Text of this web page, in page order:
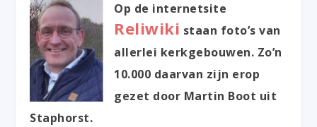
Op de internetsite
Reliwiki staan foto’s van
allerlei kerkgebouwen. Zo’n
10.000 daarvan zijn erop
gezet door Martin Boot uit
Staphorst.